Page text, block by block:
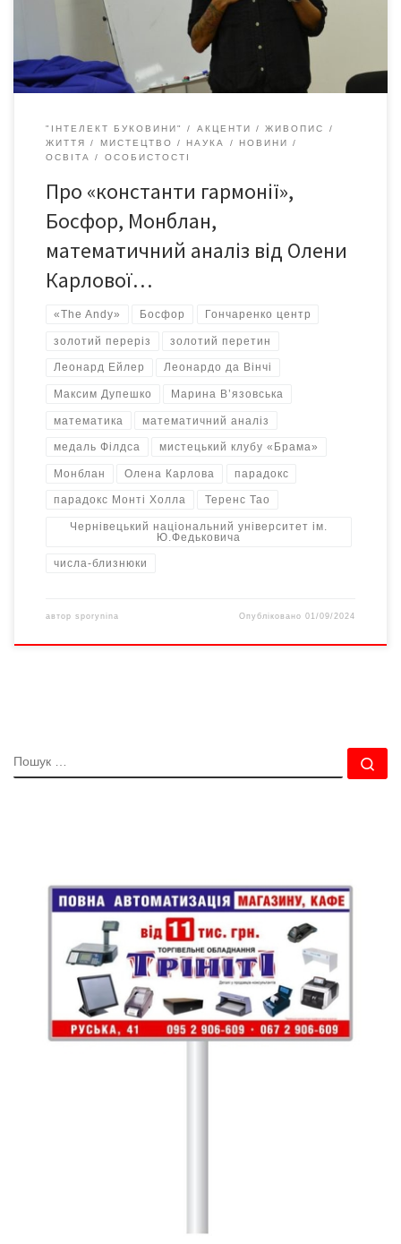
стала на даху Європи. Олена Карлова вже побувала на
чотирьох вершинах […]
"ІНТЕЛЕКТ БУКОВИНИ" АКЦЕНТИ
ЖИВОПИС
ЖИТТЯ
МИСТЕЦТВО НАУКА
НОВИНИ
ОСВІТА
ОСОБИСТОСТІ
Про «константи гармонії»,
Босфор, Монблан,
математичний аналіз від Олени
Карлової…
«The Andy» Босфор Гончаренко центр
золотий переріз золотий перетин
Леонард Ейлер Леонардо да Вінчі
Максим Дупешко Марина В’язовська
математика математичний аналіз
медаль Філдса мистецький клубу «Брама»
Монблан Олена Карлова парадокс
парадокс Монті Холла Теренс Тао
Чернівецький національний університет ім.
Ю.Федьковича
числа-близнюки
автор sporynina Опубліковано01/09/2024
ПОШУК